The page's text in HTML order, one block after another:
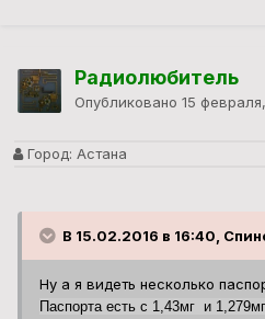
Радиолюбитель
Опубликовано 15
Город: Астана
В 15.02.2016 в 16:40,
Ну а я видеть несколько
Паспорта есть с 1,43мг и